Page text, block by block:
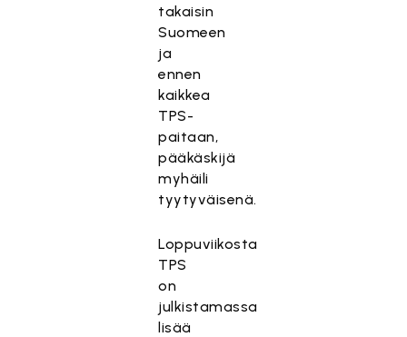
takaisin
Suomeen
ja
ennen
kaikkea
TPS-
paitaan,
pääkäskijä
myhäili
tyytyväisenä.
Loppuviikosta
TPS
on
julkistamassa
lisää